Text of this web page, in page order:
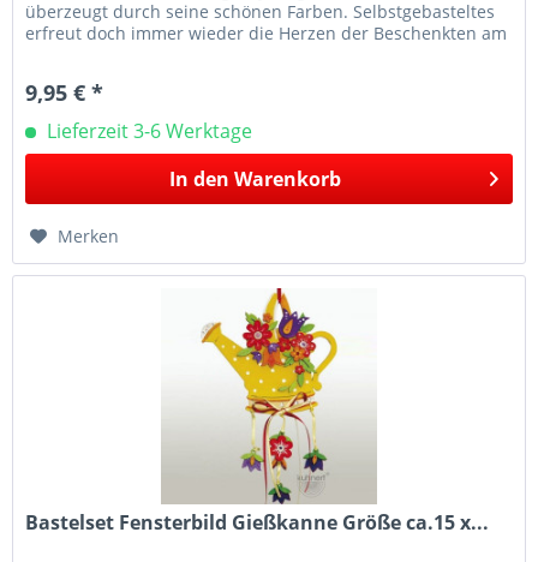
überzeugt durch seine schönen Farben. Selbstgebasteltes
erfreut doch immer wieder die Herzen der Beschenkten am
9,95 € *
Lieferzeit 3-6 Werktage
In den Warenkorb
Merken
Bastelset Fensterbild Gießkanne Größe ca.15 x...